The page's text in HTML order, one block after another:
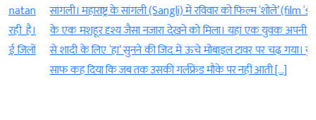
सांगली। महाराष्ट्र के सांगली (Sangli) में रविवार को फिल्म ‘शोले’ (film ‘shole’)
के एक मशहूर दृश्य जैसा नजारा देखने को मिला। यहां एक युवक अपनी प्रेमिका
से शादी के लिए ‘हां’ सुनने की जिद में ऊंचे मोबाइल टावर पर चढ़ गया। युवक ने
साफ कह दिया कि जब तक उसकी गर्लफ्रेंड मौके पर नहीं आती […]